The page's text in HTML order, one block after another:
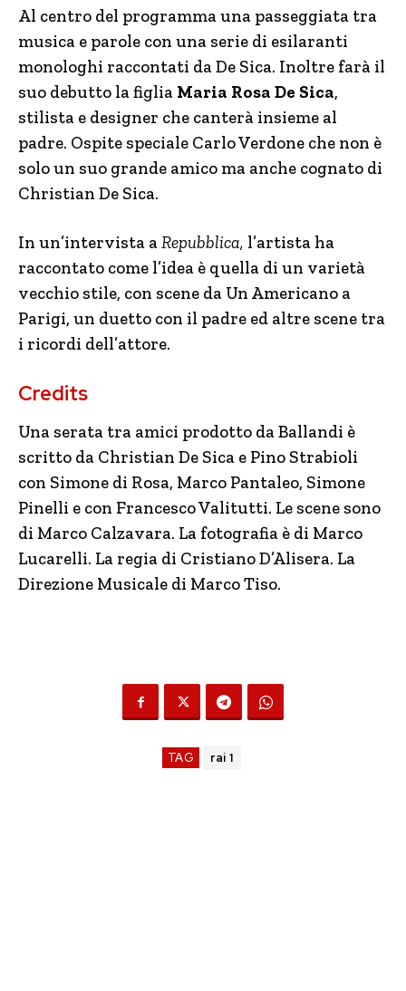
Al centro del programma una passeggiata tra
musica e parole con una serie di esilaranti
monologhi raccontati da De Sica. Inoltre farà il
suo debutto la figlia Maria Rosa De Sica,
stilista e designer che canterà insieme al
padre. Ospite speciale Carlo Verdone che non è
solo un suo grande amico ma anche cognato di
Christian De Sica.
In un’intervista aRepubblica, l’artista ha
raccontato come l’idea è quella di un varietà
vecchio stile, con scene da Un Americano a
Parigi, un duetto con il padre ed altre scene tra
i ricordi dell’attore.
Credits
Una serata tra amici prodotto da Ballandi è
scritto da Christian De Sica e Pino Strabioli
con Simone di Rosa, Marco Pantaleo, Simone
Pinelli e con Francesco Valitutti. Le scene sono
di Marco Calzavara. La fotografia è di Marco
Lucarelli. La regia di Cristiano D’Alisera. La
Direzione Musicale di Marco Tiso.
TAG rai 1